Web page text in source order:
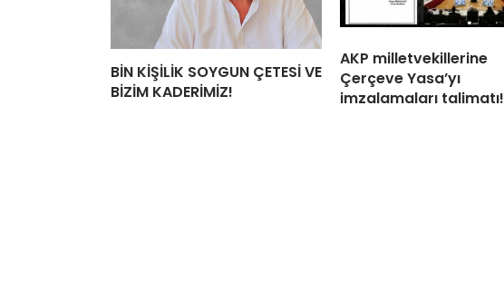
BİN KİŞİLİK SOYGUN ÇETESİ VE
BİZİM KADERİMİZ!
AKP milletvekillerine
Çerçeve Yasa’yı
imzalamaları talimatı!